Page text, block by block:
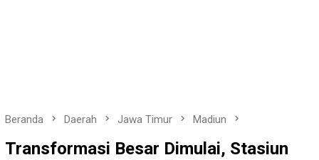
Beranda Daerah Jawa Timur Madiun
Transformasi Besar Dimulai, Stasiun